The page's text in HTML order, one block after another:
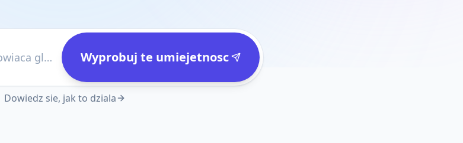
np. Stworz wideo z mowiaca glowa przedstawiajace nasz nowy produkt Wyprobuj te umiejetnosc
Dowiedz sie, jak to dziala